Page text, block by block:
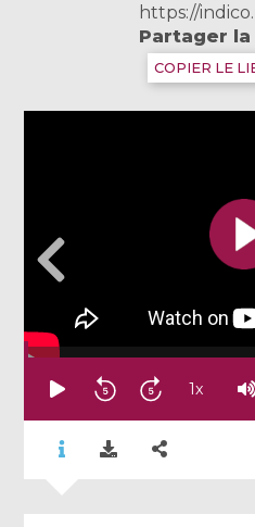
https://
Partager
COPIER LE
1x